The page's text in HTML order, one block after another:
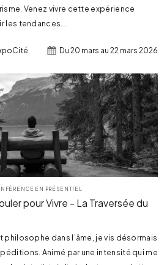
Venez vivre cette expérience
les tendances...
Du 20 mars au 22 mars 2026
EN PRÉSENTIEL
pour Vivre - La Traversée du
philosophe dans l’âme, je vis désormais
Animé par une intensité qui me